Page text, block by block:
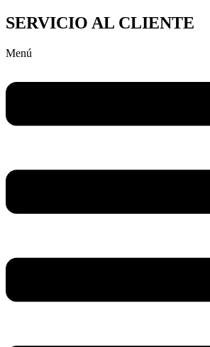
SERVICIO AL CLIENTE
Menú